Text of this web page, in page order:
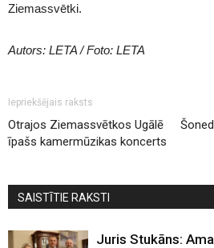
Ziemassvētki.
Autors: LETA / Foto: LETA
Iepriekšējais raksts
Otrajos Ziemassvētkos Ugālē
īpašs kamermūzikas koncerts
SAISTĪTIE RAKSTI
Juris Stukāns: